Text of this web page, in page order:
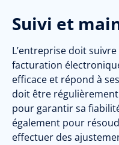
Suivi et
L’entreprise doit
facturation
efficace et répond à
doit être
pour garantir sa
également pour
effectuer des